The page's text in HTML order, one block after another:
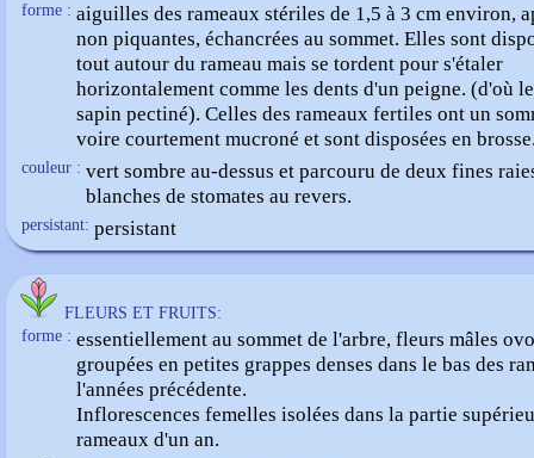
forme : aiguilles des rameaux stériles de 1,5 à 3 cm environ,
non piquantes, échancrées au sommet. Elles sont
tout autour du rameau mais se tordent pour s'étaler
horizontalement comme les dents d'un peigne. (d'où
sapin pectiné). Celles des rameaux fertiles ont un
voire courtement mucroné et sont disposées en
couleur : vert sombre au-dessus et parcouru de deux fines
blanches de stomates au revers.
persistant: persistant
FLEURS ET FRUITS:
forme : essentiellement au sommet de l'arbre, fleurs mâles
groupées en petites grappes denses dans le bas des
l'années précédente.
Inflorescences femelles isolées dans la partie